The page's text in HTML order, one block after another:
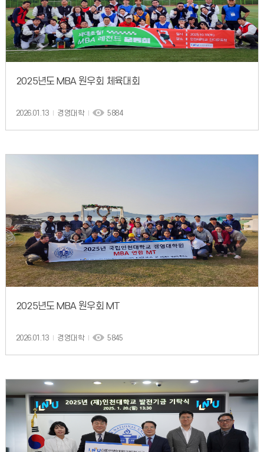
2025년도 MBA 원우회 체육대회
2026.01.13 경영대학 5884
2025년도 MBA 원우회 MT
2026.01.13 경영대학 5845